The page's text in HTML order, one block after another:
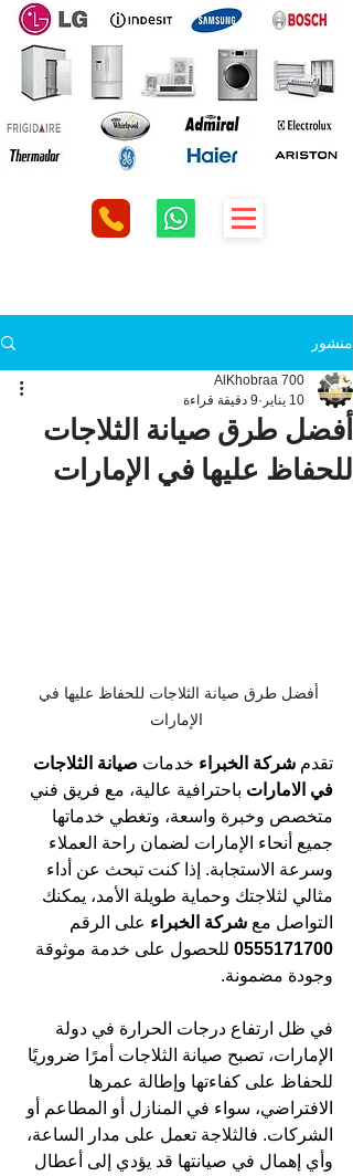
منشور
أفضل طرق صيانة الثلاجات
للحفاظ عليها في الإمارات
AlKhobraa 700
10 يناير
9 دقيقة قراءة
أفضل طرق صيانة الثلاجات للحفاظ عليها في
الإمارات
تقدم شركة الخبراء خدمات صيانة الثلاجات
في الامارات باحترافية عالية، مع فريق فني
متخصص وخبرة واسعة، وتغطي خدماتها
جميع أنحاء الإمارات لضمان راحة العملاء
وسرعة الاستجابة. إذا كنت تبحث عن أداء
مثالي لثلاجتك وحماية طويلة الأمد، يمكنك
التواصل مع شركة الخبراء على الرقم
0555171700 للحصول على خدمة موثوقة
وجودة مضمونة.
في ظل ارتفاع درجات الحرارة في دولة
الإمارات، تصبح صيانة الثلاجات أمرًا ضروريًا
للحفاظ على كفاءتها وإطالة عمرها
الافتراضي، سواء في المنازل أو المطاعم أو
الشركات. فالثلاجة تعمل على مدار الساعة،
وأي إهمال في صيانتها قد يؤدي إلى أعطال